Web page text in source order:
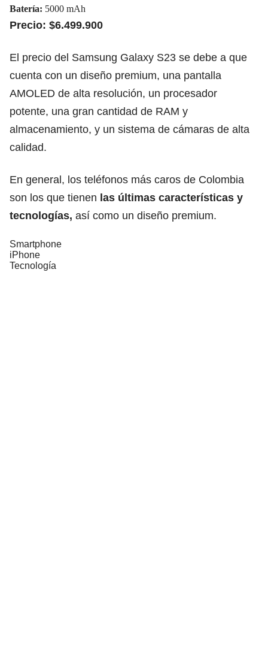
Batería: 5000 mAh
Precio: $6.499.900
El precio del Samsung Galaxy S23 se debe a que
cuenta con un diseño premium, una pantalla
AMOLED de alta resolución, un procesador
potente, una gran cantidad de RAM y
almacenamiento, y un sistema de cámaras de alta
calidad.
En general, los teléfonos más caros de Colombia
son los que tienen las últimas características y
tecnologías, así como un diseño premium.
Smartphone
iPhone
Tecnología